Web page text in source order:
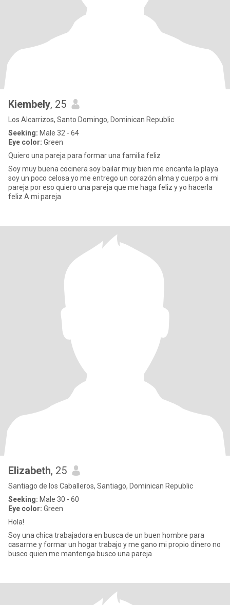
Kiembely, 25
Los Alcarrizos, Santo Domingo, Dominican Republic
Seeking: Male 32 - 64
Eye color: Green
Quiero una pareja para formar una familia feliz
Soy muy buena cocinera soy bailar muy bien me encanta la playa
soy un poco celosa yo me entrego un corazón alma y cuerpo a mi
pareja por eso quiero una pareja que me haga feliz y yo hacerla
feliz A mi pareja
Elizabeth, 25
Santiago de los Caballeros, Santiago, Dominican Republic
Seeking: Male 30 - 60
Eye color: Green
Hola!
Soy una chica trabajadora en busca de un buen hombre para
casarme y formar un hogar trabajo y me gano mi propio dinero no
busco quien me mantenga busco una pareja